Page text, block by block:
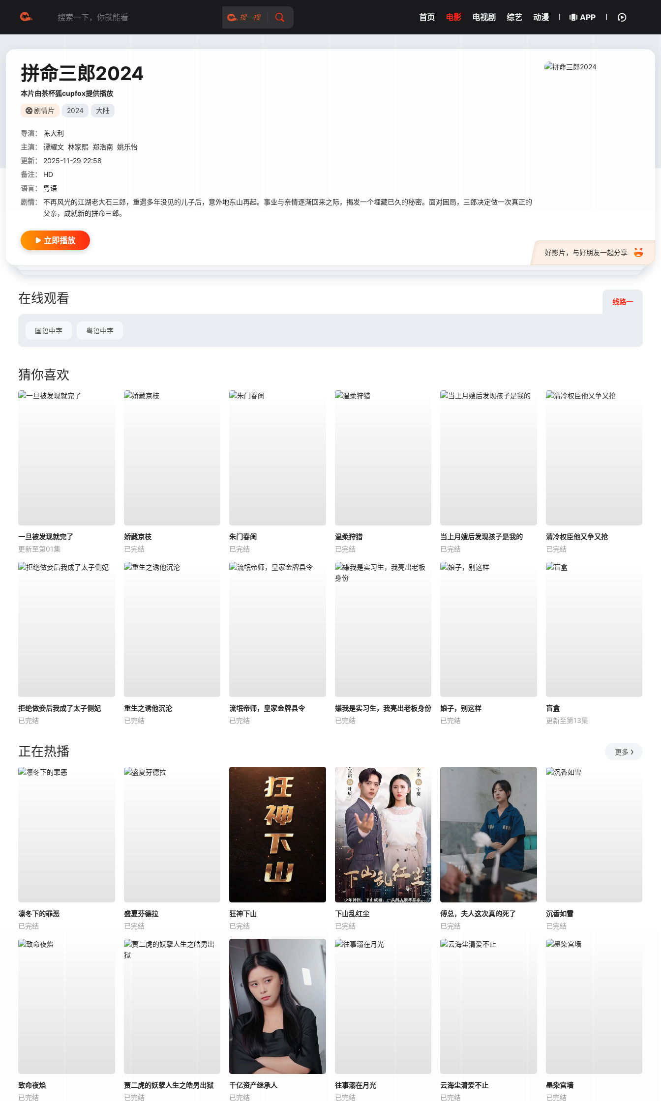
搜一搜 首页 电影 电视剧 综艺 动漫 APP
拼命三郎2024
本片由茶杯狐cupfox提供播放
剧情片 2024 大陆
导演：
陈大利
主演：
谭耀文 林家熙 郑浩南 姚乐怡
更新：
2025-11-29 22:58
备注：
HD
语言：
粤语
剧情：
不再风光的江湖老大石三郎，重遇多年没见的儿子后，意外地东山再起。事业与亲情逐渐回来之际，揭发一个埋藏已久的秘密。面对困局，三郎决定做一次真正的
父亲，成就新的拼命三郎。
好影片，与好朋友一起分享
立即播放
在线观看 线路一
国语中字 粤语中字
猜你喜欢
一旦被发现就完了
更新至第01集
娇藏京枝
已完结
朱门春闺
已完结
温柔狩猎
已完结
当上月嫂后发现孩子是我的
已完结
清冷权臣他又争又抢
已完结
拒绝做妾后我成了太子侧妃
已完结
重生之诱他沉沦
已完结
流氓帝师，皇家金牌县令
已完结
嫌我是实习生，我亮出老板身份
已完结
娘子，别这样
已完结
盲盒
更新至第13集
正在热播 更多
凛冬下的罪恶
已完结
盛夏芬德拉
已完结
狂神下山
已完结
下山乱红尘
已完结
傅总，夫人这次真的死了
已完结
沉香如雪
已完结
致命夜焰
已完结
贾二虎的妖孽人生之皓男出狱
已完结
千亿资产继承人
已完结
往事溺在月光
已完结
云海尘清爱不止
已完结
墨染宫墙
已完结